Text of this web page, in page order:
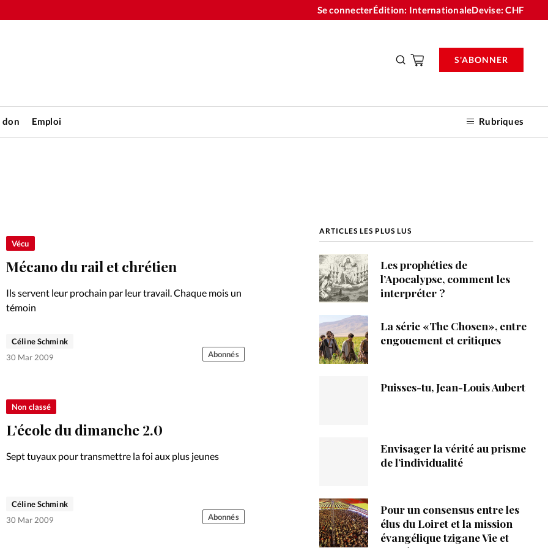
Se connecterÉdition: InternationaleDevise:CHF
don Emploi Rubriques
S'ABONNER
Foi
Opinions
Vécu
Mécano du rail et chrétien
Ils servent leur prochain par leur travail. Chaque mois un
témoin
Céline Schmink
30 Mar 2009
Abonnés
Non classé
L’école du dimanche 2.0
Sept tuyaux pour transmettre la foi aux plus jeunes
Céline Schmink
30 Mar 2009
Abonnés
ARTICLES LES PLUS LUS
Les prophéties de
l’Apocalypse, comment les
interpréter ?
La série «The Chosen», entre
engouement et critiques
Puisses-tu, Jean-Louis Aubert
Envisager la vérité au prisme
de l’individualité
Pour un consensus entre les
élus du Loiret et la mission
évangélique tzigane Vie et